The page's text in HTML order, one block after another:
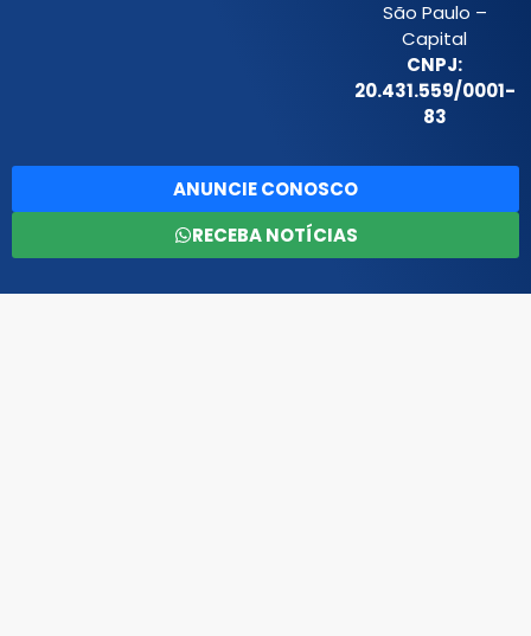
São Paulo –
Capital
CNPJ:
20.431.559/0001-
83
ANUNCIE CONOSCO
RECEBA NOTÍCIAS